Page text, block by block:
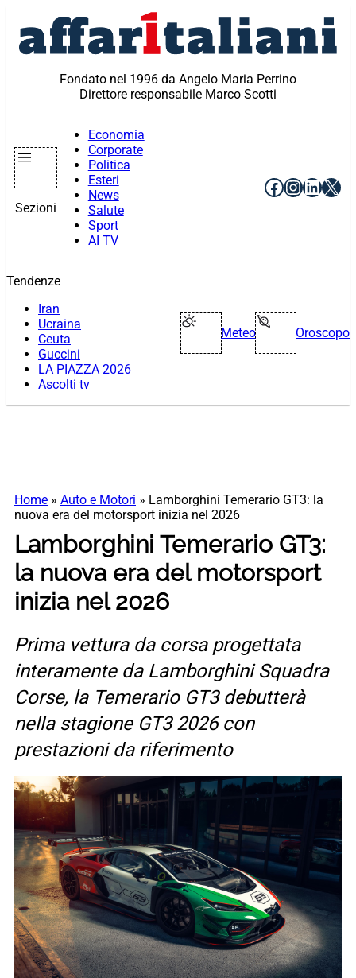
contenuto
Fondato nel 1996 da Angelo Maria Perrino
Direttore responsabile Marco Scotti
Sezioni
Economia
Corporate
Politica
Esteri
News
Salute
Sport
AI TV
Facebook
X
Tendenze
Iran
Ucraina
Ceuta
Guccini
LA PIAZZA 2026
Ascolti tv
Meteo Oroscopo
Home » Auto e Motori » Lamborghini Temerario GT3: la
nuova era del motorsport inizia nel 2026
Lamborghini Temerario GT3:
la nuova era del motorsport
inizia nel 2026
Prima vettura da corsa progettata
interamente da Lamborghini Squadra
Corse, la Temerario GT3 debutterà
nella stagione GT3 2026 con
prestazioni da riferimento